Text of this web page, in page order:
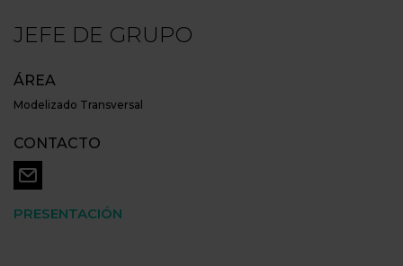
JEFE DE GRUPO
ÁREA
Modelizado Transversal
CONTACTO
PRESENTACIÓN